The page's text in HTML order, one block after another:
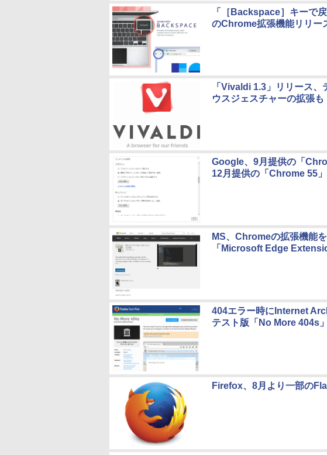
「［Backspace］キーで
のChrome拡張機能リリー
「Vivaldi 1.3」リリース
ウスジェスチャーの拡張も
Google、9月提供の「
12月提供の「Chrome 55
MS、Chromeの拡張機能
「Microsoft Edge
404エラー時にInternet
テスト版「No More 404s」
Firefox、8月より一部の